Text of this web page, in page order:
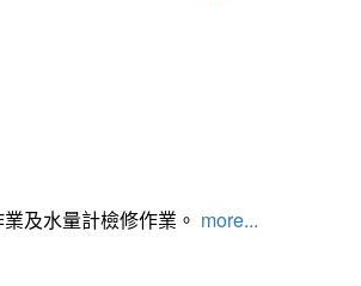
及水量計檢修作業。 more...